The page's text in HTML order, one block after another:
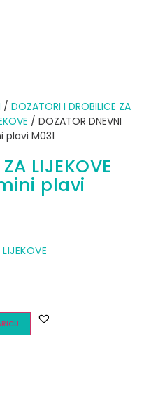
/ DOZATORI I DROBILICE ZA
/ DOZATOR DNEVNI
plavi M031
LIJEKOVE
plavi